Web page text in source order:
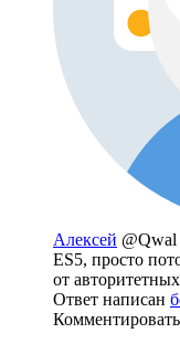
Алексей @Qwal
ES5, просто
от
Ответ написан
Комментировать